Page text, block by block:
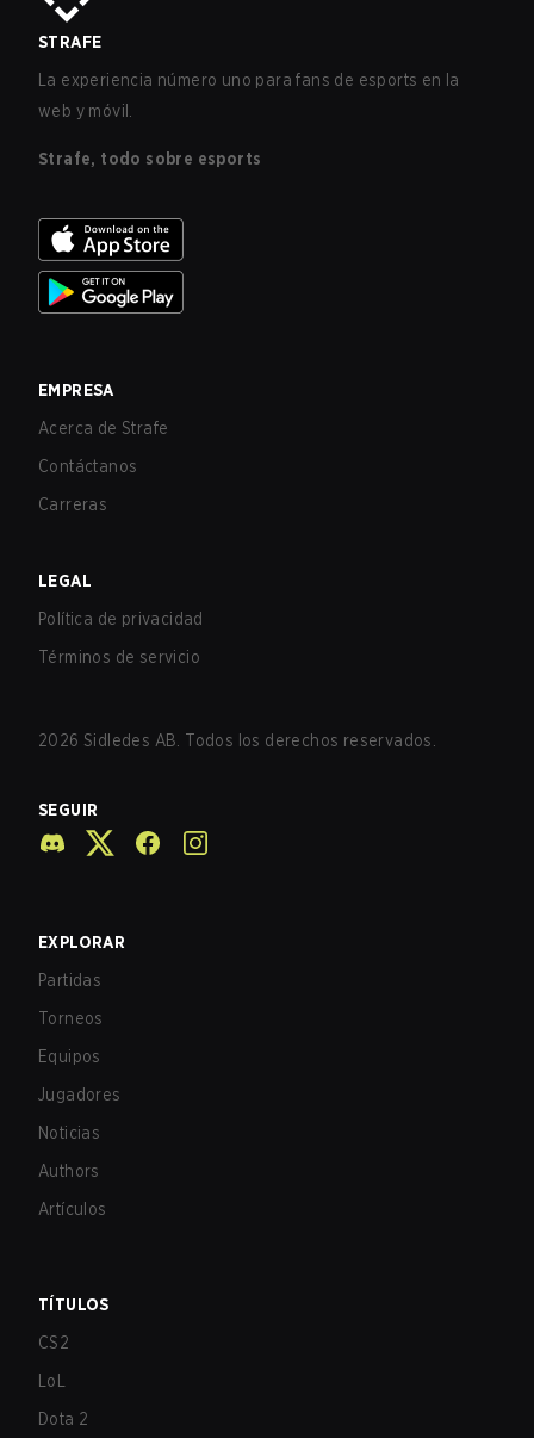
STRAFE
La experiencia número uno para fans de esports en la
web y móvil.
Strafe, todo sobre esports
EMPRESA
Acerca de Strafe
Contáctanos
Carreras
LEGAL
Política de privacidad
Términos de servicio
2026 Sidledes AB. Todos los derechos reservados.
SEGUIR
EXPLORAR
Partidas
Torneos
Equipos
Jugadores
Noticias
Authors
Artículos
TÍTULOS
CS2
LoL
Dota 2